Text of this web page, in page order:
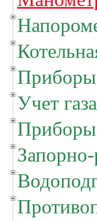
Учет